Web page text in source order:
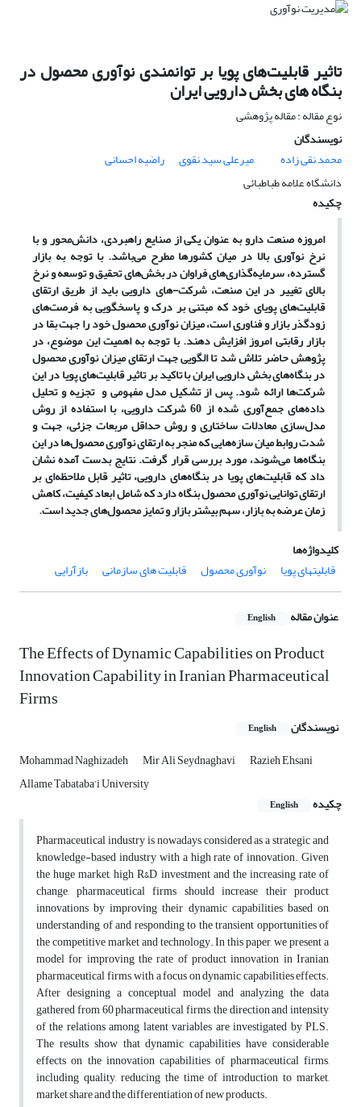
تاثیر قابلیت‌های پویا بر توانمندی نوآوری محصول در
بنگاه های بخش دارویی ایران
نوع مقاله : مقاله پژوهشی
نویسندگان
محمد نقی زاده
میرعلی سید نقوی
راضیه احسانی
دانشگاه علامه طباطبائی
چکیده
امروزه صنعت دارو به عنوان یکی از صنایع راهبردی، دانشمحور و با
نرخ نوآوری بالا در میان کشورها مطرح میباشد. با توجه به بازار
گسترده، سرمایهگذاریهای فراوان در بخشهای تحقیق و توسعه و نرخ
بالای تغییر در این صنعت، شرکت-های دارویی باید از طریق ارتقای
قابلیتهای پویای خود که مبتنی بر درک و پاسخگویی به فرصتهای
زودگذر بازار و فناوری است، میزان نوآوری محصول خود را جهت بقا در
بازار رقابتی امروز افزایش دهند. با توجه به اهمیت این موضوع، در
پژوهش حاضر تلاش شد تا الگویی جهت ارتقای میزان نوآوری محصول
در بنگاههای بخش دارویی ایران با تاکید بر تاثیر قابلیتهای پویا در این
شرکتها ارائه شود. پس از تشکیل مدل مفهومی و تجزیه و تحلیل
دادههای جمع آوری شده از 60 شرکت دارویی، با استفاده از روش
مدلسازی معادلات ساختاری و روش حداقل مربعات جزئی، جهت و
شدت روابط میان سازههایی که منجر به ارتقای نوآوری محصولها در این
بنگاهها میشوند، مورد بررسی قرار گرفت. نتایج بدست آمده نشان
داد که قابلیتهای پویا در بنگاههای دارویی، تاثیر قابل ملاحظهای بر
ارتقای توانایی نوآوری محصول بنگاه دارد که شامل ابعاد کیفیت، کاهش
زمان عرضه به بازار، سهم بیشتر بازار و تمایز محصولهای جدید است.
کلیدواژه‌ها
قابلیتهای پویا
نوآوری محصول قابلیت های سازمانی بازآرایی
عنوان مقاله English
The Effects of Dynamic Capabilities on Product
Innovation Capability in Iranian Pharmaceutical
Firms
نویسندگان English
Mohammad Naghizadeh Mir Ali Seydnaghavi
Razieh Ehsani
Allame Tabataba’i University
چکیده
English
Pharmaceutical industry is nowadays considered as a strategic and
knowledge-based industry with a high rate of innovation. Given
the huge market, high R&D investment and the increasing rate of
change, pharmaceutical firms should increase their product
innovations by improving their dynamic capabilities based on
understanding of and responding to the transient opportunities of
the competitive market and technology. In this paper, we present a
model for improving the rate of product innovation in Iranian
pharmaceutical firms, with a focus on dynamic capabilities effects.
After designing a conceptual model and analyzing the data
gathered from 60 pharmaceutical firms, the direction and intensity
of the relations among latent variables are investigated by PLS.
The results show that dynamic capabilities have considerable
effects on the innovation capabilities of pharmaceutical firms,
including quality, reducing the time of introduction to market,
market share and the differentiation of new products.